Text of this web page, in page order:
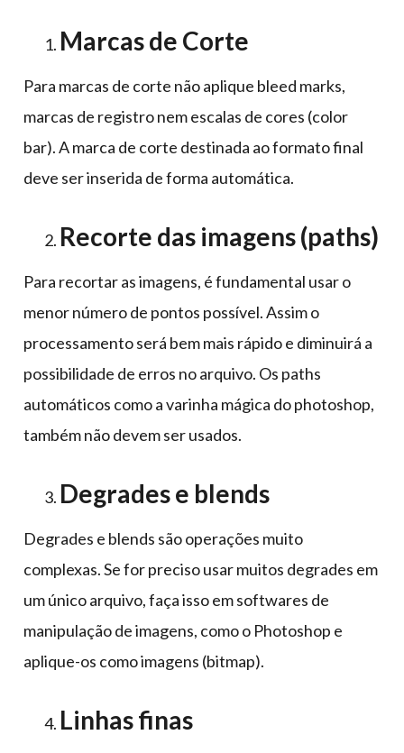
Marcas de Corte
Para marcas de corte não aplique bleed marks,
marcas de registro nem escalas de cores (color
bar). A marca de corte destinada ao formato final
deve ser inserida de forma automática.
Recorte das imagens (paths)
Para recortar as imagens, é fundamental usar o
menor número de pontos possível. Assim o
processamento será bem mais rápido e diminuirá a
possibilidade de erros no arquivo. Os paths
automáticos como a varinha mágica do photoshop,
também não devem ser usados.
Degrades e blends
Degrades e blends são operações muito
complexas. Se for preciso usar muitos degrades em
um único arquivo, faça isso em softwares de
manipulação de imagens, como o Photoshop e
aplique-os como imagens (bitmap).
Linhas finas